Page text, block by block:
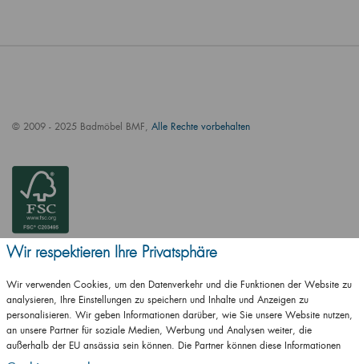
© 2009 - 2025 Badmöbel BMF, Alle Rechte vorbehalten
ČSN EN ISO
Wir respektieren Ihre Privatsphäre
Wir verwenden Cookies, um den Datenverkehr und die Funktionen der Website zu
analysieren, Ihre Einstellungen zu speichern und Inhalte und Anzeigen zu
personalisieren. Wir geben Informationen darüber, wie Sie unsere Website nutzen,
an unsere Partner für soziale Medien, Werbung und Analysen weiter, die
außerhalb der EU ansässig sein können. Die Partner können diese Informationen
mit anderen Informationen kombinieren, die Sie ihnen zur Verfügung gestellt haben